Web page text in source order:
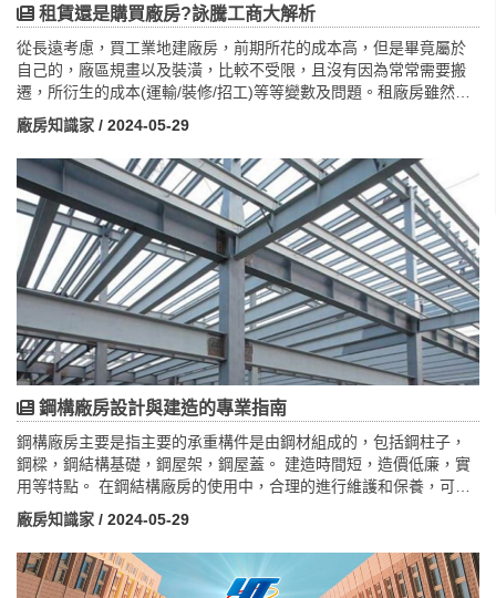
租賃還是購買廠房?詠騰工商大解析
從長遠考慮，買工業地建廠房，前期所花的成本高，但是畢竟屬於
自己的，廠區規畫以及裝潢，比較不受限，且沒有因為常常需要搬
遷，所衍生的成本(運輸/裝修/招工)等等變數及問題。租廠房雖然前
期的成本低，但是每個月要繳租金，而且會面臨租期屆滿，房東漲
價的狀況。因為不是自己的廠房，隨時有被迫搬遷的情況。兩者權
衡利弊選擇之下，相對各位企業主可以依造自己的能力，去做最好
的安排以及規劃，以下是詠騰工商團隊的分析以及建議
廠房知識家 / 2024-05-29
鋼構廠房設計與建造的專業指南
鋼構廠房主要是指主要的承重構件是由鋼材組成的，包括鋼柱子，
鋼樑，鋼結構基礎，鋼屋架，鋼屋蓋。 建造時間短，造價低廉，實
用等特點。 在鋼結構廠房的使用中，合理的進行維護和保養，可以
有效的延長廠房的使用壽命。 鋼結構廠房是有鋼結構部件所連線
的，所以在使用電器設備，比如電線什麼的套用線槽線管隔離，以
免發生觸電事故。
廠房知識家 / 2024-05-29